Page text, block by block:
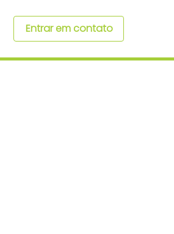
Entrar em contato